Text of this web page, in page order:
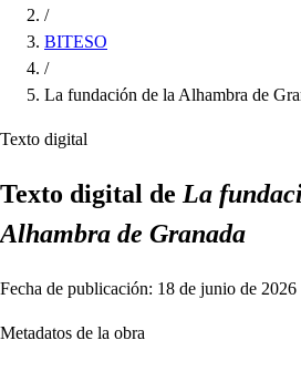
/
BITESO
/
La fundación de la Alhambra de
Texto digital
Texto digital de La
Alhambra de Granada
Fecha de publicación: 18 de junio de 2026
Metadatos de la obra